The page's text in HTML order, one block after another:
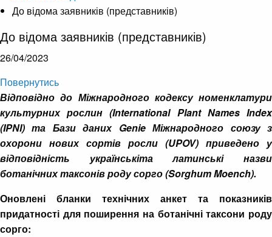
До відома заявників (представників)
До відома заявників (представників)
26/04/2023
Повернутись
Відповідно до Міжнародного кодексу номенклатури
культурних рослин (International Plant Names Index
(IPNI) та Бази даних Genie Міжнародного союзу з
охорони нових сортів росли (UPOV) приведено у
відповідність українськіта латинські назви
ботанічних таксонів роду сорго (Sorghum Moench).
Оновлені бланки технічних анкет та показників
придатності для поширення на ботанічні таксони роду
сорго: